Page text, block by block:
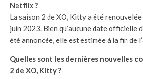
Netflix ?
La saison 2 de XO, Kitty a été
juin 2023. Bien qu’aucune date officielle
été annoncée, elle est estimée à la fin de
Quelles sont les dernières nouvelles
2 de XO, Kitty ?